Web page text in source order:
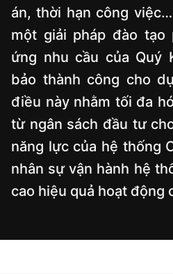
án, thời hạn công
một giải pháp đào tạo
ứng nhu cầu của Quý
bảo thành công cho
điều này nhằm tối đa
từ ngân sách đầu tư
năng lực của hệ thống
nhân sự vận hành hệ
cao hiệu quả hoạt động